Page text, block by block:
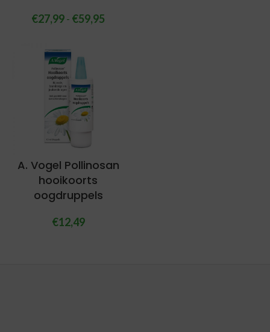
€27,99- €59,95
A. Vogel Pollinosan
hooikoorts
oogdruppels
€12,49